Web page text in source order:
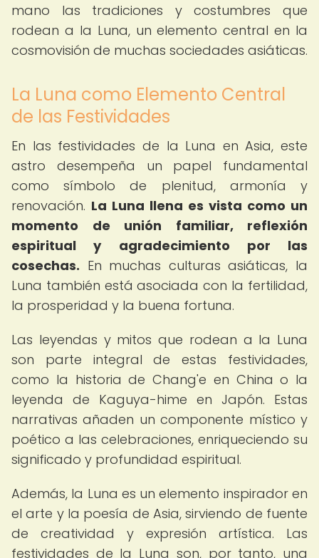
mano las tradiciones y costumbres que
rodean a la Luna, un elemento central en la
cosmovisión de muchas sociedades asiáticas.
La Luna como Elemento Central
de las Festividades
En las festividades de la Luna en Asia, este
astro desempeña un papel fundamental
como símbolo de plenitud, armonía y
renovación. La Luna llena es vista como un
momento de unión familiar, reflexión
espiritual y agradecimiento por las
cosechas. En muchas culturas asiáticas, la
Luna también está asociada con la fertilidad,
la prosperidad y la buena fortuna.
Las leyendas y mitos que rodean a la Luna
son parte integral de estas festividades,
como la historia de Chang'e en China o la
leyenda de Kaguya-hime en Japón. Estas
narrativas añaden un componente místico y
poético a las celebraciones, enriqueciendo su
significado y profundidad espiritual.
Además, la Luna es un elemento inspirador en
el arte y la poesía de Asia, sirviendo de fuente
de creatividad y expresión artística. Las
festividades de la Luna son, por tanto, una